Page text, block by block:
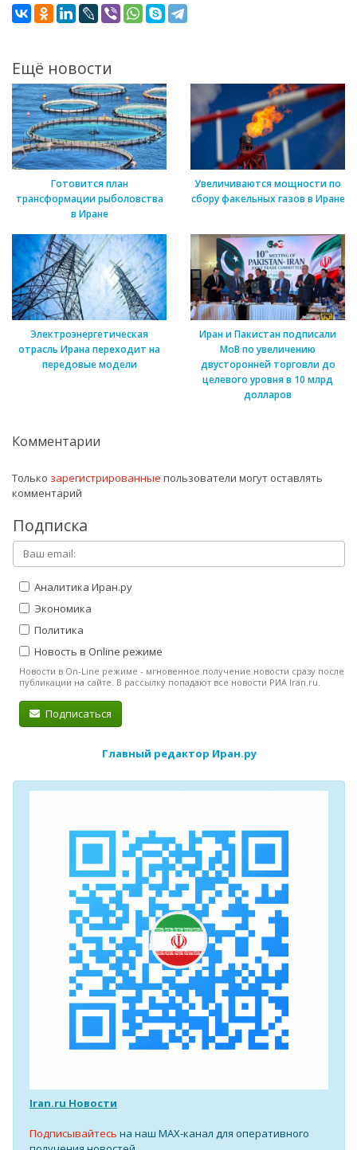
Ещё новости
Готовится план
трансформации рыболовства
в Иране
Увеличиваются мощности по
сбору факельных газов в Иране
Электроэнергетическая
отрасль Ирана переходит на
передовые модели
Иран и Пакистан подписали
МоВ по увеличению
двусторонней торговли до
целевого уровня в 10 млрд
долларов
Комментарии
Только зарегистрированные пользователи могут оставлять
комментарий
Подписка
Аналитика Иран.ру
Экономика
Политика
Новость в Online режиме
Новости в On-Line режиме - мгновенное получение новости сразу после
публикации на сайте. В рассылку попадают все новости РИА Iran.ru.
Подписаться
Главный редактор Иран.ру
Iran.ru Новости
Подписывайтесь на наш MAX-канал для оперативного